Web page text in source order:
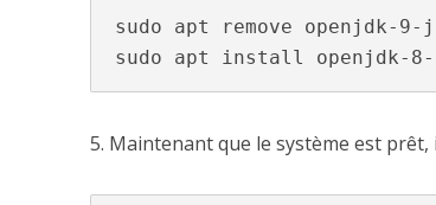
sudo apt remove openjdk-9-
sudo apt install openjdk-8-
5. Maintenant que le système est